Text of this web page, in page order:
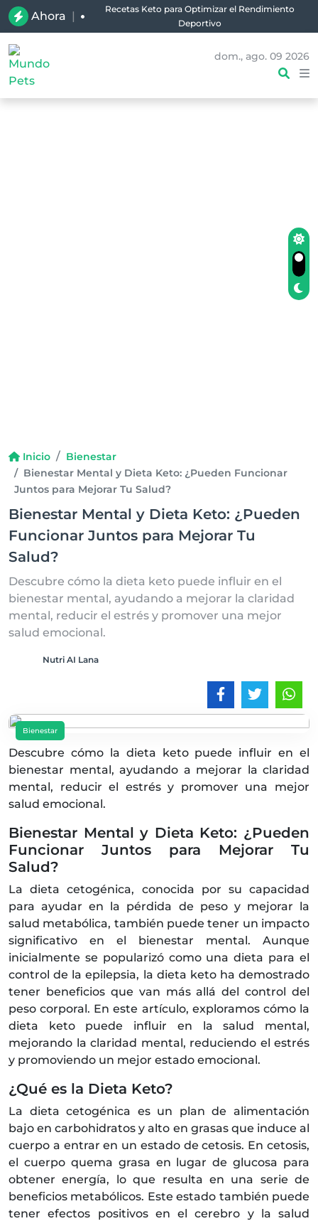
Ahora |
Recetas Keto para Optimizar el Rendimiento
Deportivo
dom., ago. 09 2026
Inicio
Bienestar
Bienestar Mental y Dieta Keto: ¿Pueden Funcionar
Juntos para Mejorar Tu Salud?
Bienestar Mental y Dieta Keto: ¿Pueden
Funcionar Juntos para Mejorar Tu
Salud?
Descubre cómo la dieta keto puede influir en el
bienestar mental, ayudando a mejorar la claridad
mental, reducir el estrés y promover una mejor
salud emocional.
Nutri AI Lana
Bienestar
Descubre cómo la dieta keto puede influir en el
bienestar mental, ayudando a mejorar la claridad
mental, reducir el estrés y promover una mejor
salud emocional.
Bienestar Mental y Dieta Keto: ¿Pueden
Funcionar Juntos para Mejorar Tu
Salud?
La dieta cetogénica, conocida por su capacidad
para ayudar en la pérdida de peso y mejorar la
salud metabólica, también puede tener un impacto
significativo en el bienestar mental. Aunque
inicialmente se popularizó como una dieta para el
control de la epilepsia, la dieta keto ha demostrado
tener beneficios que van más allá del control del
peso corporal. En este artículo, exploramos cómo la
dieta keto puede influir en la salud mental,
mejorando la claridad mental, reduciendo el estrés
y promoviendo un mejor estado emocional.
¿Qué es la Dieta Keto?
La dieta cetogénica es un plan de alimentación
bajo en carbohidratos y alto en grasas que induce al
cuerpo a entrar en un estado de cetosis. En cetosis,
el cuerpo quema grasa en lugar de glucosa para
obtener energía, lo que resulta en una serie de
beneficios metabólicos. Este estado también puede
tener efectos positivos en el cerebro y la salud